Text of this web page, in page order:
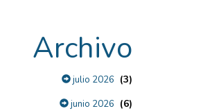
Archivo
julio 2026 (3)
junio 2026 (6)